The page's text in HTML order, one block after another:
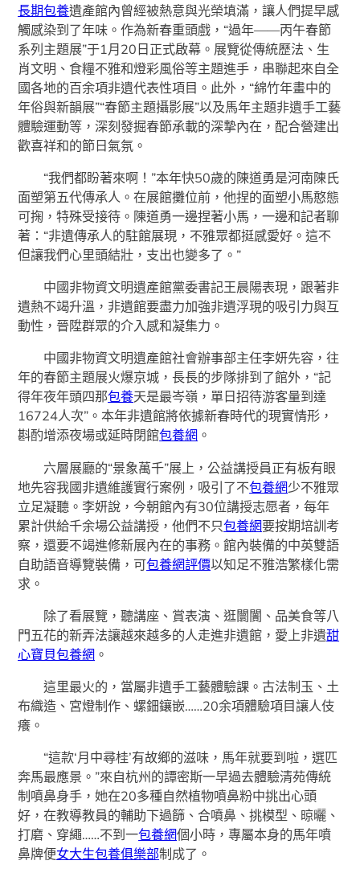
長期包養遺產館內曾經被熱意與光榮填滿，讓人們提早感
觸感染到了年味。作為新春重頭戲，“過年——丙午春節
系列主題展”于1月20日正式啟幕。展覽從傳統歷法、生
肖文明、食糧不雅和燈彩風俗等主題進手，串聯起來自全
國各地的百余項非遺代表性項目。此外，“綿竹年畫中的
年俗與新韻展”“春節主題攝影展”以及馬年主題非遺手工藝
體驗運動等，深刻發掘春節承載的深摯內在，配合營建出
歡喜祥和的節日氣氛。
“我們都盼著來啊！”本年快50歲的陳道勇是河南陳氏
面塑第五代傳承人。在展館攤位前，他捏的面塑小馬憨態
可掬，特殊受接待。陳道勇一邊捏著小馬，一邊和記者聊
著：“非遺傳承人的駐館展現，不雅眾都挺感愛好。這不
但讓我們心里頭結壯，支出也變多了。”
中國非物資文明遺產館黨委書記王晨陽表現，跟著非
遺熱不竭升溫，非遺館要盡力加強非遺浮現的吸引力與互
動性，晉陞群眾的介入感和凝集力。
中國非物資文明遺產館社會辦事部主任李妍先容，往
年的春節主題展火爆京城，長長的步隊排到了館外，“記
得年夜年頭四那包養天是最岑嶺，單日招待游客量到達
16724人次”。本年非遺館將依據新春時代的現實情形，
斟酌增添夜場或延時閉館包養網 。
六層展廳的“景象萬千”展上，公益講授員正有板有眼
地先容我國非遺維護實行案例，吸引了不包養網少不雅眾
立足凝聽。李妍說，今朝館內有30位講授志愿者，每年
累計供給千余場公益講授，他們不只包養網要按期培訓考
察，還要不竭進修新展內在的事務。館內裝備的中英雙語
自助語音導覽裝備，可包養網評價以知足不雅浩繁樣化需
求。
除了看展覽，聽講座、賞表演、逛闤闠、品美食等八
門五花的新弄法讓越來越多的人走進非遺館，愛上非遺甜
心寶貝包養網 。
這里最火的，當屬非遺手工藝體驗課。古法制玉、土
布織造、宮燈制作、螺鈿鑲嵌……20余項體驗項目讓人伎
癢。
“這款‘月中尋桂’有故鄉的滋味，馬年就要到啦，選匹
奔馬最應景。”來自杭州的譚密斯一早過去體驗清苑傳統
制噴鼻身手，她在20多種自然植物噴鼻粉中挑出心頭
好，在教導教員的輔助下過篩、合噴鼻、挑模型、晾曬、
打磨、穿繩……不到一包養網個小時，專屬本身的馬年噴
鼻牌便女大生包養俱樂部制成了。